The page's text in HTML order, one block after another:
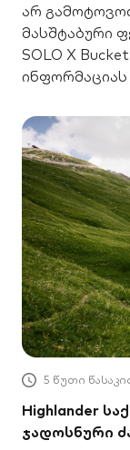
არ
მასშტაბური
SOLO X
5 წუთი
Highlander
ჯადოსნური